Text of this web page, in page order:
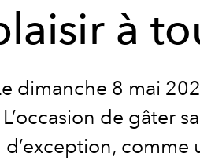
à
dimanche 8 mai
L’occasion de gâter
d’exception,